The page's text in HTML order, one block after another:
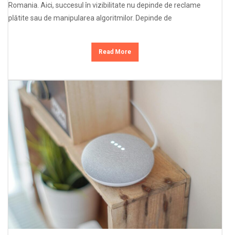
Romania. Aici, succesul în vizibilitate nu depinde de reclame
plătite sau de manipularea algoritmilor. Depinde de
Read More